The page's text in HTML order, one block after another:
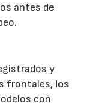
antes de
y
frontales, los
con